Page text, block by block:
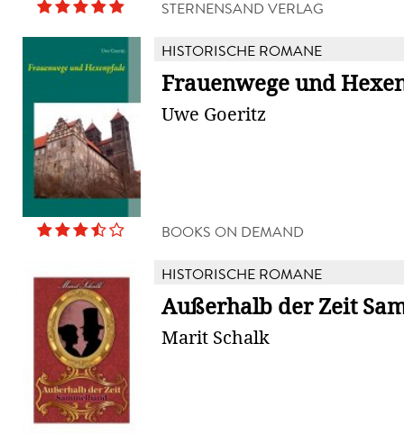
STERNENSAND VERLAG
HISTORISCHE ROMANE
Frauenwege und
Uwe Goeritz
BOOKS ON DEMAND
HISTORISCHE ROMANE
Außerhalb der Zeit
Marit Schalk